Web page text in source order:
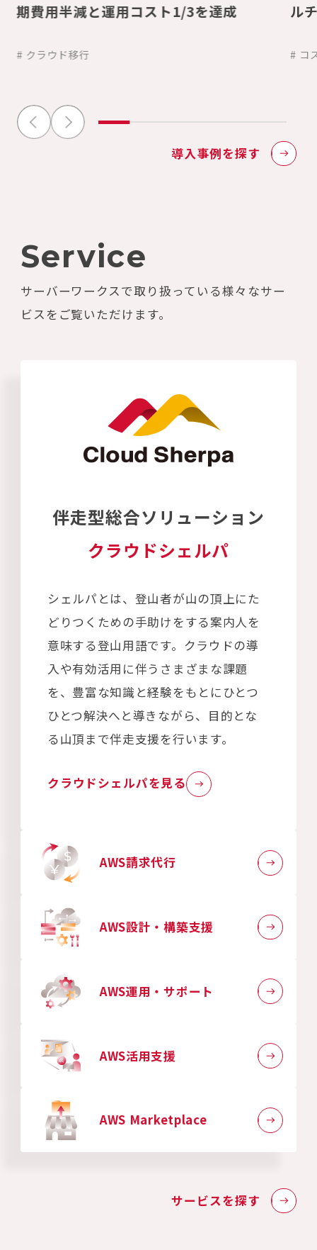
期費用半減と運用コスト1/3を達成
# クラウド移行
ル
# コ
導入事例を探す
Service
サーバーワークスで取り扱っている様々なサー
ビスをご覧いただけます。
伴走型総合ソリューション
クラウドシェルパ
シェルパとは、登山者が山の頂上にた
どりつくための手助けをする案内人を
意味する登山用語です。クラウドの導
入や有効活用に伴うさまざまな課題
を、豊富な知識と経験をもとにひとつ
ひとつ解決へと導きながら、目的とな
る山頂まで伴走支援を行います。
クラウドシェルパを見る
AWS請求代行
AWS設計・構築支援
AWS運用・サポート
AWS活用支援
AWS Marketplace
サービスを探す